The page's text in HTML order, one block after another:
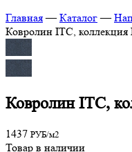
Главная — Каталог —
Ковролин ITC, коллекция
Ковролин ITC,
1437 РУБ/м2
Товар в наличии